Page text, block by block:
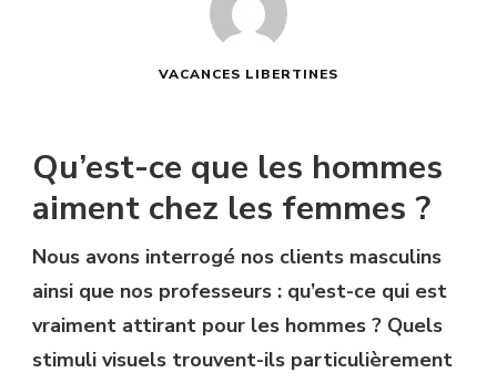
VACANCES LIBERTINES
Qu’est-ce que les hommes
aiment chez les femmes ?
Nous avons interrogé nos clients masculins
ainsi que nos professeurs : qu’est-ce qui est
vraiment attirant pour les hommes ? Quels
stimuli visuels trouvent-ils particulièrement